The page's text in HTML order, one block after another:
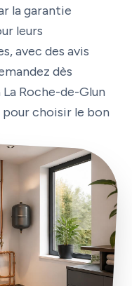
la garantie
leurs
avec des avis
dès
Roche-de-Glun
choisir le bon